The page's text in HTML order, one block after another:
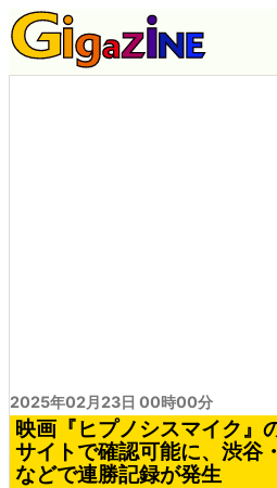
2025年02月23日 00時00分
映画『ヒプノシスマイク』
サイトで確認可能に、渋谷
などで連勝記録が発生